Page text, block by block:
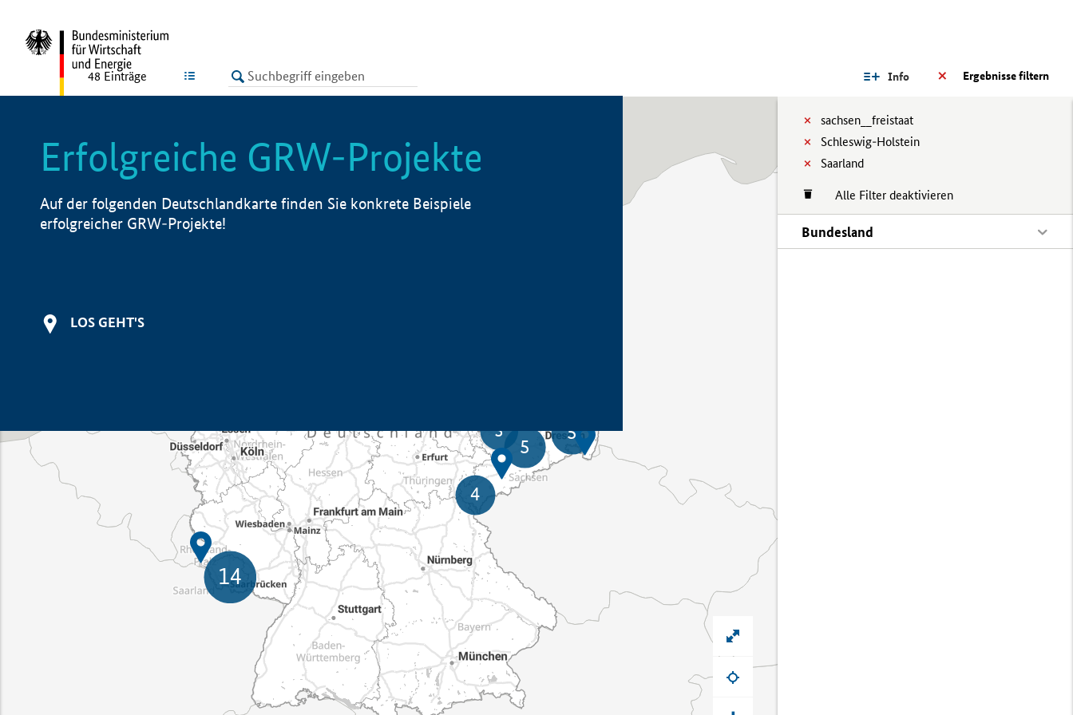
LISTE Ergebnisse filtern
Info
sachsen__freistaat
Schleswig-Holstein
Saarland
Alle Filter deaktivieren
Bundesland
48 Einträge
Erfolgreiche GRW-Projekte
Auf der folgenden Deutschlandkarte finden Sie konkrete Beispiele
erfolgreicher GRW-Projekte!
LOS GEHT'S